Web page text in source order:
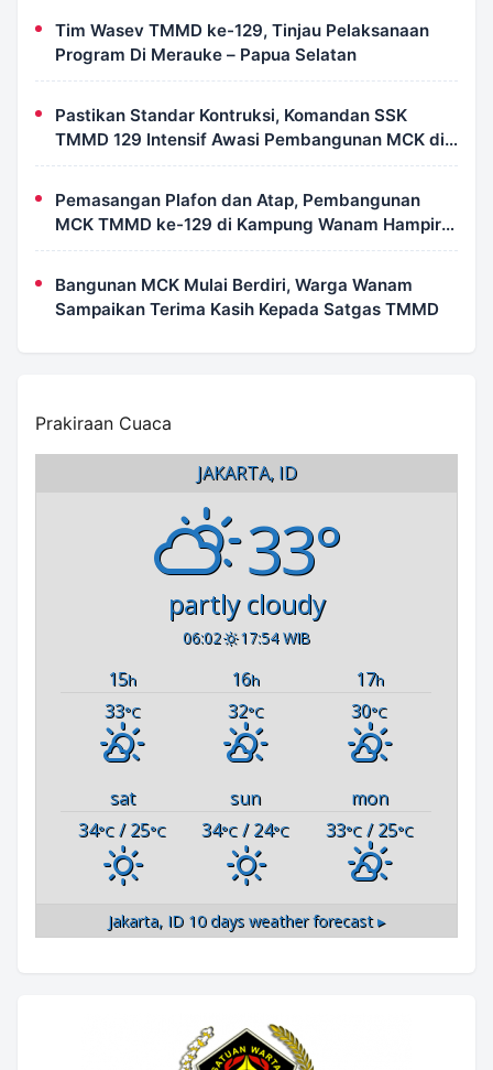
Tim Wasev TMMD ke-129, Tinjau Pelaksanaan
Program Di Merauke – Papua Selatan
Pastikan Standar Kontruksi, Komandan SSK
TMMD 129 Intensif Awasi Pembangunan MCK di
Wanam
Pemasangan Plafon dan Atap, Pembangunan
MCK TMMD ke-129 di Kampung Wanam Hampir
Rampung
Bangunan MCK Mulai Berdiri, Warga Wanam
Sampaikan Terima Kasih Kepada Satgas TMMD
Prakiraan Cuaca
JAKARTA, ID
33°
partly cloudy
06:02 17:54 WIB
15h 16h 17h
33°C 32°C 30°C
sat sun
mon
34°C / 25°C 34°C / 24°C 33°C/ 25°C
Jakarta, ID 10 days weather forecast ▸